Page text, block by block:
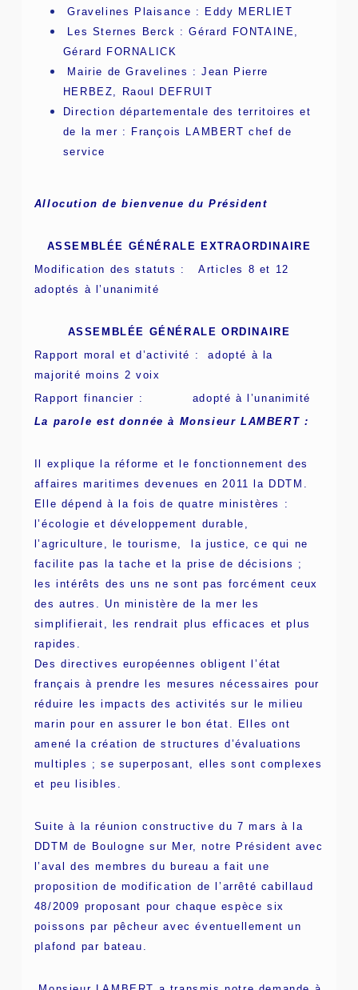
Gravelines Plaisance : Eddy MERLIET
Les Sternes Berck : Gérard FONTAINE,
Gérard FORNALICK
Mairie de Gravelines : Jean Pierre
HERBEZ, Raoul DEFRUIT
Direction départementale des territoires et
de la mer : François LAMBERT chef de
service
Allocution de bienvenue du Président
ASSEMBLÉE GÉNÉRALE EXTRAORDINAIRE
Modification des statuts : Articles 8 et 12
adoptés à l’unanimité
ASSEMBLÉE GÉNÉRALE ORDINAIRE
Rapport moral et d’activité : adopté à la
majorité moins 2 voix
Rapport financier : adopté à l’unanimité
La parole est donnée à Monsieur LAMBERT :
Il explique la réforme et le fonctionnement des
affaires maritimes devenues en 2011 la DDTM.
Elle dépend à la fois de quatre ministères :
l’écologie et développement durable,
l’agriculture, le tourisme, la justice, ce qui ne
facilite pas la tache et la prise de décisions ;
les intérêts des uns ne sont pas forcément ceux
des autres. Un ministère de la mer les
simplifierait, les rendrait plus efficaces et plus
rapides.
Des directives européennes obligent l’état
français à prendre les mesures nécessaires pour
réduire les impacts des activités sur le milieu
marin pour en assurer le bon état. Elles ont
amené la création de structures d’évaluations
multiples ; se superposant, elles sont complexes
et peu lisibles.
Suite à la réunion constructive du 7 mars à la
DDTM de Boulogne sur Mer, notre Président avec
l’aval des membres du bureau a fait une
proposition de modification de l’arrêté cabillaud
48/2009 proposant pour chaque espèce six
poissons par pêcheur avec éventuellement un
plafond par bateau.